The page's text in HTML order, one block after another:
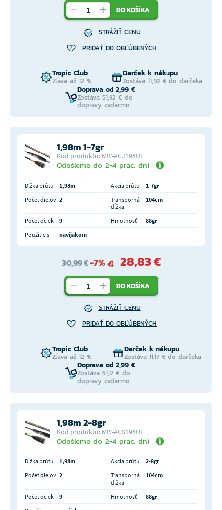
DO KOŠÍKA
STRÁŽIŤ CENU
PRIDAŤ DO OBĽÚBENÝCH
Tropic Club
Zľava až 12 %
Darček k nákupu
Zostáva 11,92 € do darčeka
Doprava od 2,99 €
Zostáva 51,92 € do
dopravy zadarmo
1,98m 1-7gr
Kód produktu: MIV-ACJ198UL
Odošleme do 2-4 prac. dní
Dĺžka prútu 1,98m Akcia prútu
1-7gr
Počet dielov 2
Transporná
dĺžka
104cm
Počet očiek 9 Hmotnosť
88gr
Použitie s
navijakom
30,99 €-7% 28,83 €
DO KOŠÍKA
STRÁŽIŤ CENU
PRIDAŤ DO OBĽÚBENÝCH
Tropic Club
Zľava až 12 %
Darček k nákupu
Zostáva 11,17 € do darčeka
Doprava od 2,99 €
Zostáva 51,17 € do
dopravy zadarmo
1,98m 2-8gr
Kód produktu: MIV-ACS198UL
Odošleme do 2-4 prac. dní
Dĺžka prútu 1,98m Akcia prútu
2-8gr
Počet dielov 2
Transporná
dĺžka
104cm
Počet očiek 9 Hmotnosť
88gr